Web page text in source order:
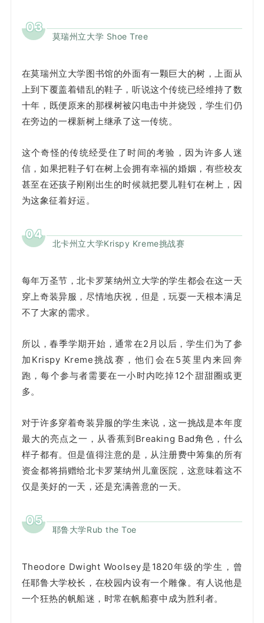
03
莫瑞州立大学 Shoe Tree
在莫瑞州立大学图书馆的外面有一颗巨大的树，上面从
上到下覆盖着错乱的鞋子，听说这个传统已经维持了数
十年，既便原来的那棵树被闪电击中并烧毁，学生们仍
在旁边的一棵新树上继承了这一传统。
这个奇怪的传统经受住了时间的考验，因为许多人迷
信，如果把鞋子钉在树上会拥有幸福的婚姻，有些校友
甚至在还孩子刚刚出生的时候就把婴儿鞋钉在树上，因
为这象征着好运。
04
北卡州立大学Krispy Kreme挑战赛
每年万圣节，北卡罗莱纳州立大学的学生都会在这一天
穿上奇装异服，尽情地庆祝，但是，玩耍一天根本满足
不了大家的需求。
所以，春季学期开始，通常在2月以后，学生们为了参
加Krispy Kreme挑战赛，他们会在5英里内来回奔
跑，每个参与者需要在一小时内吃掉12个甜甜圈或更
多。
对于许多穿着奇装异服的学生来说，这一挑战是本年度
最大的亮点之一，从香蕉到Breaking Bad角色，什么
样子都有。但是值得注意的是，从注册费中筹集的所有
资金都将捐赠给北卡罗莱纳州儿童医院，这意味着这不
仅是美好的一天，还是充满善意的一天。
05
耶鲁大学Rub the Toe
Theodore Dwight Woolsey是1820年级的学生，曾
任耶鲁大学校长，在校园内设有一个雕像。有人说他是
一个狂热的帆船迷，时常在帆船赛中成为胜利者。